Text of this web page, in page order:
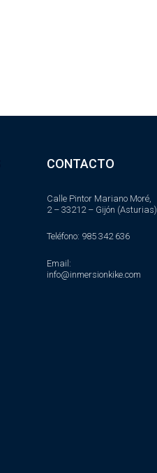
CONTACTO
Calle Pintor Mariano Moré,
2 – 33212 – Gijón (Asturias)
Teléfono: 985 342 636
Email:
info@inmersionkike.com